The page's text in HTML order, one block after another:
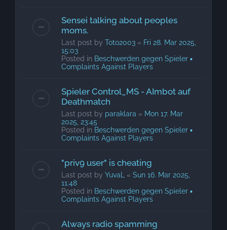
Sensei talking about peoples
moms.
Last post by Toto2003 « Fri 28. Mar 2025,
15:03
Posted in Beschwerden gegen Spieler ▪
Complaints Against Players
Spieler Control_MS - AImbot auf
Deathmatch
Last post by paraklara « Mon 17. Mar
2025, 23:45
Posted in Beschwerden gegen Spieler ▪
Complaints Against Players
"priv9 user" is cheating
Last post by YuvaL « Sun 16. Mar 2025,
11:48
Posted in Beschwerden gegen Spieler ▪
Complaints Against Players
Always radio spamming